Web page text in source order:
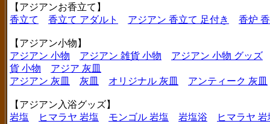
【アジアンお香立て】
香立て
香立て アダルト アジアン 香立て 足付き 香炉
【アジアン小物】
アジアン 小物
アジアン 雑貨 小物
アジアン 小物 グッズ
貨 小物
アジア 灰皿
アジアン 灰皿
灰皿 オリジナル 灰皿 アンティーク 灰皿
【アジアン入浴グッズ】
岩塩
ヒマラヤ 岩塩 モンゴル 岩塩 岩塩浴
ヒマラヤ